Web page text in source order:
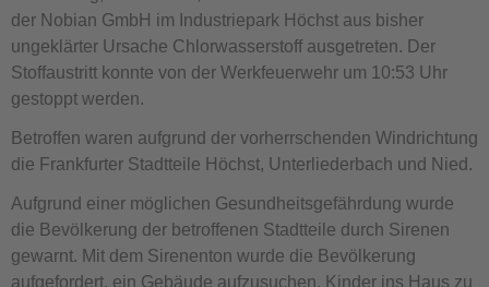
der Nobian GmbH im Industriepark Höchst aus bisher
ungeklärter Ursache Chlorwasserstoff ausgetreten. Der
Stoffaustritt konnte von der Werkfeuerwehr um 10:53 Uhr
gestoppt werden.
Betroffen waren aufgrund der vorherrschenden Windrichtung
die Frankfurter Stadtteile Höchst, Unterliederbach und Nied.
Aufgrund einer möglichen Gesundheitsgefährdung wurde
die Bevölkerung der betroffenen Stadtteile durch Sirenen
gewarnt. Mit dem Sirenenton wurde die Bevölkerung
aufgefordert, ein Gebäude aufzusuchen, Kinder ins Haus zu